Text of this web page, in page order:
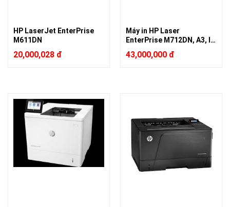
HP LaserJet EnterPrise
M611DN
20,000,028 đ
Máy in HP Laser
EnterPrise M712DN, A3, In
43,000,000 đ